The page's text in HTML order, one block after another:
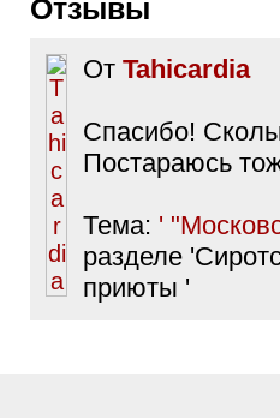
Отзывы
От Tahicardia
Спасибо!
Постараюсь
Тема: '
разделе
приюты '